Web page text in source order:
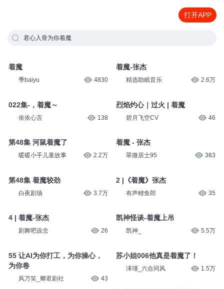
打开APP
君心入骨为你着魔
着魔
季baiyu 4830
022集-，着魔～
依依心言 138
第48集 河鼠着魔了
暖暖小手儿童故事 2.2万
第48集 着魔较劲
白夜剧场 3.7万
4 | 着魔-张杰
剧舞吧设念 26
55 让AI为你打工，为你操心，
为你卷
风万笑_卿君剧社 43
着魔-张杰
精选助眠音乐 2.6万
烈焰灼心｜过火 | 着魔
碧月飞空CV 46
着魔 - 张杰
翠微居士95 383
2 |《着魔》张杰
有声鲤鱼郎 35
凯神怪谈-着魔上吊
凯神_ 5.5万
苏小姐006他真是着魔了！
泽瑾_六合同风 1.5万